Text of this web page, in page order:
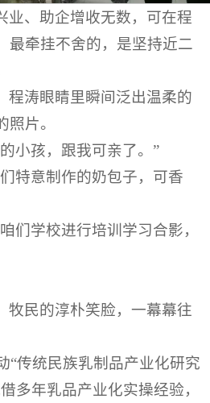
业、助企增收无数，可在程
最牵挂不舍的，是坚持近二
程涛眼睛里瞬间泛出温柔的
片。
小孩，跟我可亲了。”
特意制作的奶包子，可香
们学校进行培训学习合影，
牧民的淳朴笑脸，一幕幕往
“传统民族乳制品产业化研究
多年乳品产业化实操经验，